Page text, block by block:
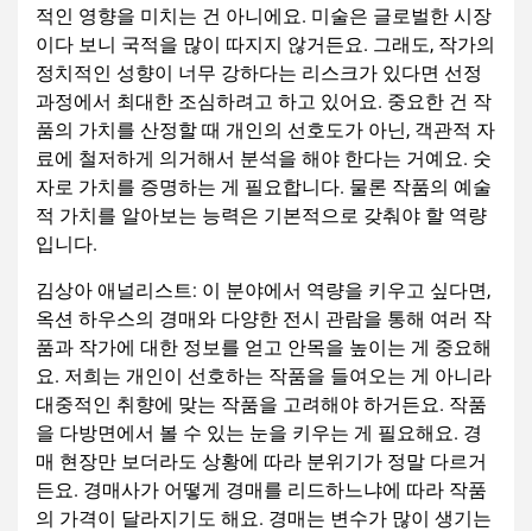
적인 영향을 미치는 건 아니에요. 미술은 글로벌한 시장
이다 보니 국적을 많이 따지지 않거든요. 그래도, 작가의
정치적인 성향이 너무 강하다는 리스크가 있다면 선정
과정에서 최대한 조심하려고 하고 있어요. 중요한 건 작
품의 가치를 산정할 때 개인의 선호도가 아닌, 객관적 자
료에 철저하게 의거해서 분석을 해야 한다는 거예요. 숫
자로 가치를 증명하는 게 필요합니다. 물론 작품의 예술
적 가치를 알아보는 능력은 기본적으로 갖춰야 할 역량
입니다.
김상아 애널리스트: 이 분야에서 역량을 키우고 싶다면,
옥션 하우스의 경매와 다양한 전시 관람을 통해 여러 작
품과 작가에 대한 정보를 얻고 안목을 높이는 게 중요해
요. 저희는 개인이 선호하는 작품을 들여오는 게 아니라
대중적인 취향에 맞는 작품을 고려해야 하거든요. 작품
을 다방면에서 볼 수 있는 눈을 키우는 게 필요해요. 경
매 현장만 보더라도 상황에 따라 분위기가 정말 다르거
든요. 경매사가 어떻게 경매를 리드하느냐에 따라 작품
의 가격이 달라지기도 해요. 경매는 변수가 많이 생기는